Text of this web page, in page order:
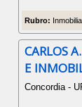
Rubro:
CARLOS
E
Concordia -